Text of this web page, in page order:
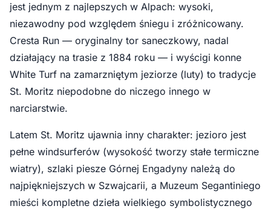
jest jednym z najlepszych w Alpach: wysoki,
niezawodny pod względem śniegu i zróżnicowany.
Cresta Run — oryginalny tor saneczkowy, nadal
działający na trasie z 1884 roku — i wyścigi konne
White Turf na zamarzniętym jeziorze (luty) to tradycje
St. Moritz niepodobne do niczego innego w
narciarstwie.
Latem St. Moritz ujawnia inny charakter: jezioro jest
pełne windsurferów (wysokość tworzy stałe termiczne
wiatry), szlaki piesze Górnej Engadyny należą do
najpiękniejszych w Szwajcarii, a Muzeum Segantiniego
mieści kompletne dzieła wielkiego symbolistycznego